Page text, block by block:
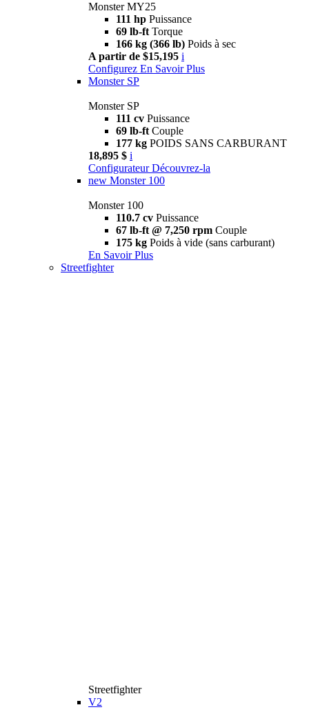
Monster MY25
111 hp Puissance
69 lb-ft Torque
166 kg (366 lb) Poids à sec
A partir de $15,195 i
Configurez En Savoir Plus
Monster SP
Monster SP
111 cv Puissance
69 lb-ft Couple
177 kg POIDS SANS CARBURANT
18,895 $ i
Configurateur Découvrez-la
new Monster 100
Monster 100
110.7 cv Puissance
67 lb-ft @ 7,250 rpm Couple
175 kg Poids à vide (sans carburant)
En Savoir Plus
Streetfighter
Streetfighter
V2